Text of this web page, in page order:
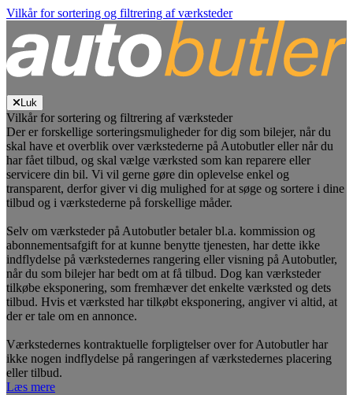
Vilkår for sortering og filtrering af værksteder
Luk
Vilkår for sortering og filtrering af værksteder
Der er forskellige sorteringsmuligheder for dig som bilejer, når du
skal have et overblik over værkstederne på Autobutler eller når du
har fået tilbud, og skal vælge værksted som kan reparere eller
servicere din bil. Vi vil gerne gøre din oplevelse enkel og
transparent, derfor giver vi dig mulighed for at søge og sortere i dine
tilbud og i værkstederne på forskellige måder.
Selv om værksteder på Autobutler betaler bl.a. kommission og
abonnementsafgift for at kunne benytte tjenesten, har dette ikke
indflydelse på værkstedernes rangering eller visning på Autobutler,
når du som bilejer har bedt om at få tilbud. Dog kan værksteder
tilkøbe eksponering, som fremhæver det enkelte værksted og dets
tilbud. Hvis et værksted har tilkøbt eksponering, angiver vi altid, at
der er tale om en annonce.
Værkstedernes kontraktuelle forpligtelser over for Autobutler har
ikke nogen indflydelse på rangeringen af værkstedernes placering
eller tilbud.
Læs mere